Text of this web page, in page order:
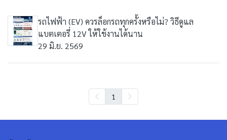
รถไฟฟ้า (EV) ควรล็อกรถทุกครั้งหรือไม่? วิธีดูแล
แบตเตอรี่ 12V ให้ใช้งานได้นาน
29 มิ.ย. 2569
1